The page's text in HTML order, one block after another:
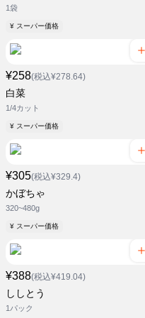
1袋
¥ スーパー価格
¥258(税込¥278.64)
白菜
1/4カット
¥ スーパー価格
¥305(税込¥329.4)
かぼちゃ
320~480g
¥ スーパー価格
¥388(税込¥419.04)
ししとう
1パック